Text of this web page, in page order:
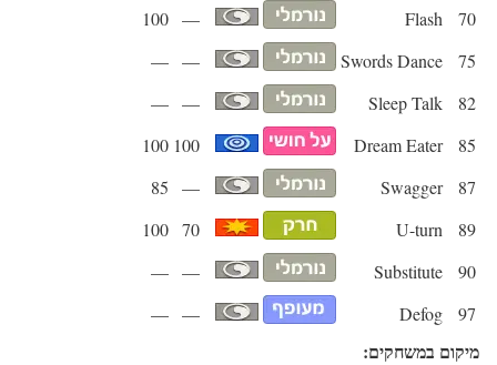
70
Flash
—
100
75
Swords Dance
—
—
82
Sleep Talk
—
—
85
Dream Eater
100
100
87
Swagger
—
85
89
U-turn
70
100
90
Substitute
—
—
97
Defog
—
—
מיקום במשחקים: